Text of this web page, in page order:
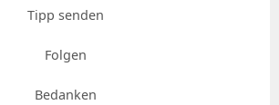
Tipp senden
Folgen
Bedanken